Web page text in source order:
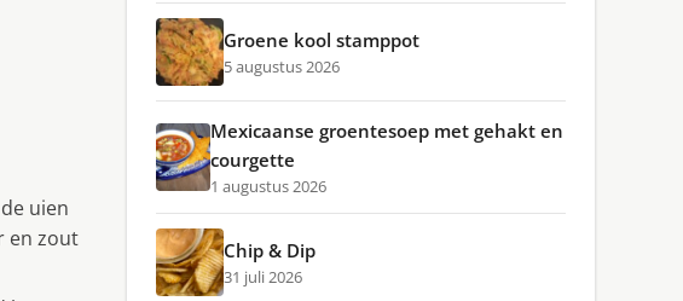
uien
en zout
Groene kool stamppot
5 augustus 2026
Mexicaanse groentesoep met gehakt en
courgette
1 augustus 2026
Chip & Dip
31 juli 2026